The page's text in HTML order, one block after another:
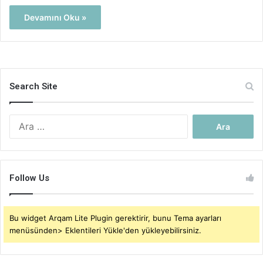
Devamını Oku »
Search Site
Follow Us
Bu widget Arqam Lite Plugin gerektirir, bunu Tema ayarları
menüsünden> Eklentileri Yükle'den yükleyebilirsiniz.